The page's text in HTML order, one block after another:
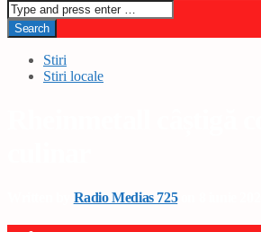
Stiri
Stiri locale
Radio Medias 725on 8 iunie 2026